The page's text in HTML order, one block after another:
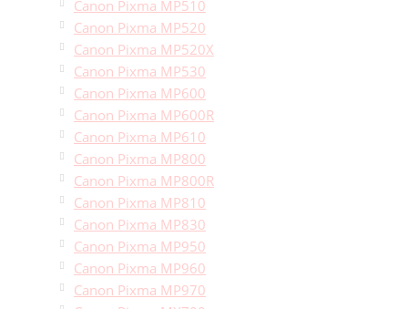
Canon Pixma MP510
Canon Pixma MP520
Canon Pixma MP520X
Canon Pixma MP530
Canon Pixma MP600
Canon Pixma MP600R
Canon Pixma MP610
Canon Pixma MP800
Canon Pixma MP800R
Canon Pixma MP810
Canon Pixma MP830
Canon Pixma MP950
Canon Pixma MP960
Canon Pixma MP970